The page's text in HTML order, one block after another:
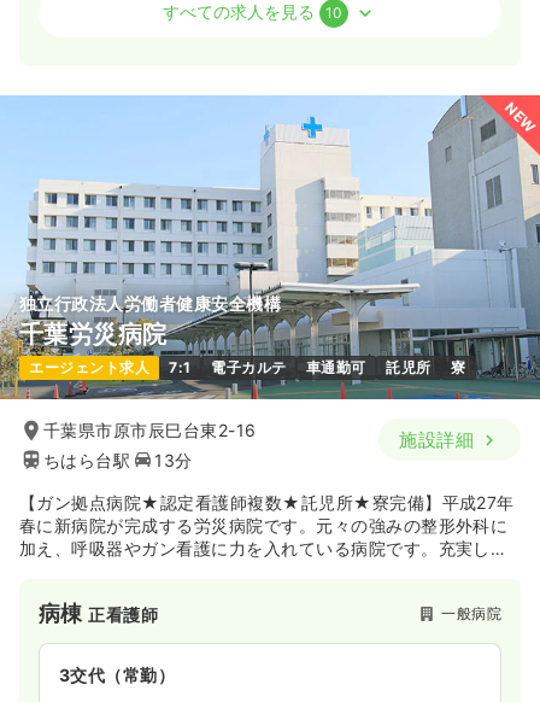
一時募集休止
賞与3.85ヶ月
※経験5年の例
時間 8:30～17:00
日祝休み
第二新卒可 月給23万円以上可
気になる 詳細を見る
日勤のみ（パート） 一時募集休止
給与 お問い合わせください
時間 8:30～17:00
気になる 詳細を見る
内視鏡正看護師 一般病院
日勤のみ（常勤）
年間休日120日
4週8休以上
ブランク可
月給26万円以上可
気になる 詳細を見る
オペ室(手術室)正看護師 一般病院
日勤のみ（常勤）
給与 28.0万円〜 /月 賞与2回
※一例
年間休日120日
4週8休以上
オンコールあり
月給28万円以上可
すべての求人を見る 10
NEW
独立行政法人労働者健康安全機構
千葉労災病院
エージェント求人 7:1 電子カルテ 車通勤可 託児所 寮
千葉県市原市辰巳台東2-16
ちはら台駅
13分
施設詳細
【ガン拠点病院★認定看護師複数★託児所★寮完備】平成27年
春に新病院が完成する労災病院です。元々の強みの整形外科に
加え、呼吸器やガン看護に力を入れている病院です。充実した
病棟正看護師 一般病院
3交代（常勤）